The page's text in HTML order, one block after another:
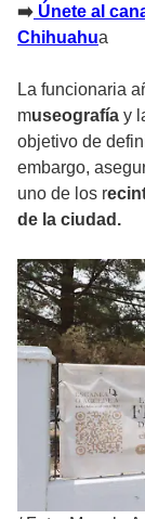
➡️ Únete al
Chihuahua
La funcionaria
museografía y
objetivo de
embargo,
uno de los r
de la ciudad.